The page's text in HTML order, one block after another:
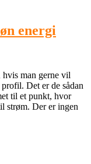
energi
man gerne vil
Det er de sådan
til et punkt, hvor
strøm. Der er ingen